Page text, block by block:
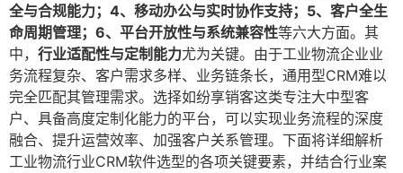
全与合规能力；4、移动办公与实时协作支持；5、客户全生
命周期管理；6、平台开放性与系统兼容性等六大方面。其
中， 行业适配性与定制能力尤为关键。由于工业物流企业业
务流程复杂、客户需求多样、业务链条长，通用型CRM难以
完全匹配其管理需求。选择如纷享销客这类专注大中型客
户、具备高度定制化能力的平台，可以实现业务流程的深度
融合、提升运营效率、加强客户关系管理。下面将详细解析
工业物流行业CRM软件选型的各项关键要素，并结合行业案